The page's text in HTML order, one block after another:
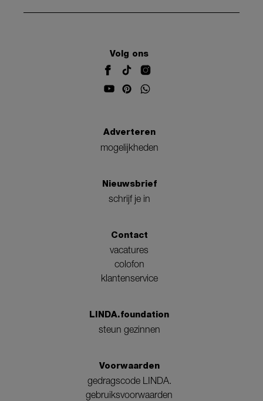
Volg ons
Adverteren
mogelijkheden
Nieuwsbrief
schrijf je in
Contact
vacatures
colofon
klantenservice
LINDA.foundation
steun gezinnen
Voorwaarden
gedragscode LINDA.
gebruiksvoorwaarden